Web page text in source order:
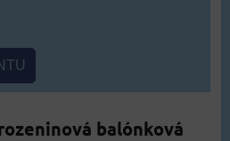
balónková